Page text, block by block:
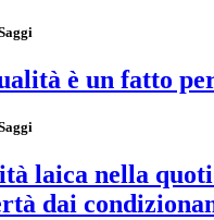
è un fatto
laica nella
dai